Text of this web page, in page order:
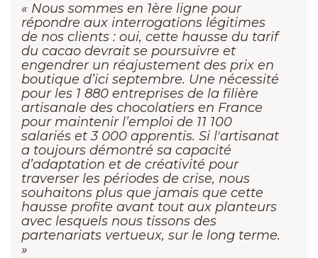
« Nous sommes en 1ère ligne pour
répondre aux interrogations légitimes
de nos clients : oui, cette hausse du tarif
du cacao devrait se poursuivre et
engendrer un réajustement des prix en
boutique d’ici septembre. Une nécessité
pour les 1 880 entreprises de la filière
artisanale des chocolatiers en France
pour maintenir l’emploi de 11 100
salariés et 3 000 apprentis. Si l'artisanat
a toujours démontré sa capacité
d’adaptation et de créativité pour
traverser les périodes de crise, nous
souhaitons plus que jamais que cette
hausse profite avant tout aux planteurs
avec lesquels nous tissons des
partenariats vertueux, sur le long terme.
»